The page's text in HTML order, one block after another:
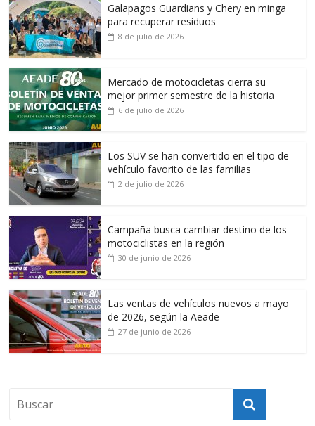
Galapagos Guardians y Chery en minga
para recuperar residuos
8 de julio de 2026
Mercado de motocicletas cierra su
mejor primer semestre de la historia
6 de julio de 2026
Los SUV se han convertido en el tipo de
vehículo favorito de las familias
2 de julio de 2026
Campaña busca cambiar destino de los
motociclistas en la región
30 de junio de 2026
Las ventas de vehículos nuevos a mayo
de 2026, según la Aeade
27 de junio de 2026